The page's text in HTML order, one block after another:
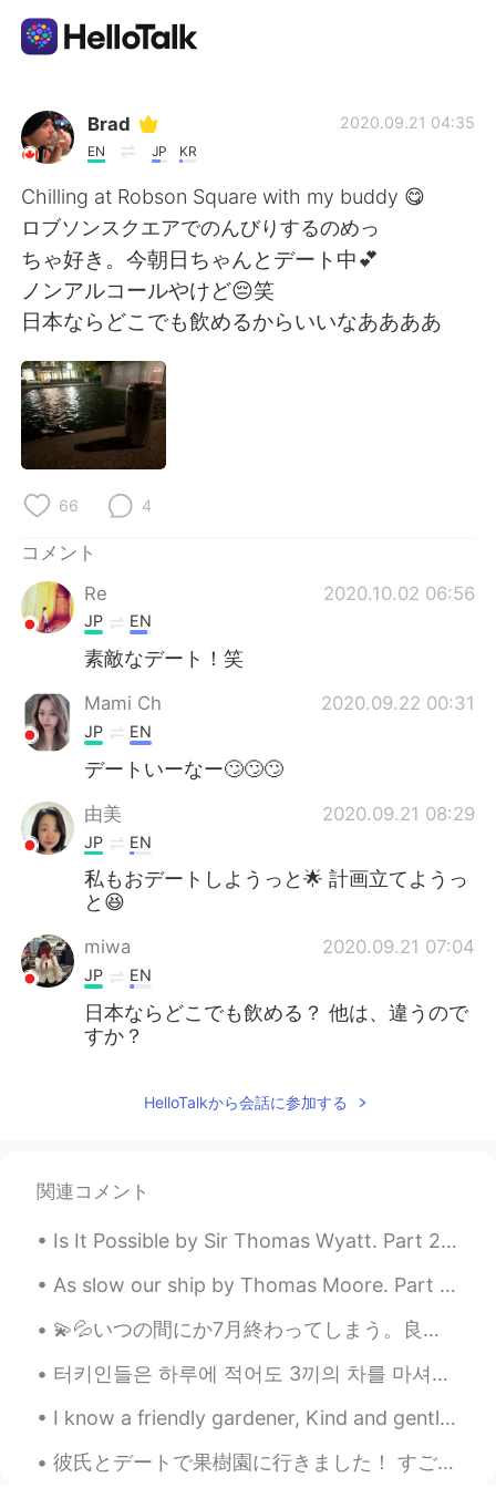
語学交換アプリ
AI Grammar Checker
日本語
English 简体中文
繁體中文
العربية
Deutsch
Русский
Indonesia
Türkçe Tiếng Việt
Português
Brad
EN JP KR
2020.09.21 04:35
Chilling at Robson Square with my buddy 😋
ロブソンスクエアでのんびりするのめっ
ちゃ好き。今朝日ちゃんとデート中💕
ノンアルコールやけど😔笑
日本ならどこでも飲めるからいいなああああ
66 4
コメント
Re
2020.10.02 06:56
JP EN
素敵なデート！笑
Mami Ch 2020.09.22 00:31
JP EN
デートいーなー🙄🙄🙄
由美 2020.09.21 08:29
JP EN
私もおデートしようっと🌟 計画立てようっ
と😆
miwa 2020.09.21 07:04
JP EN
日本ならどこでも飲める？ 他は、違うので
すか？
HelloTalkから会話に参加する
関連コメント
Is It Possible by Sir Thomas Wyatt. Part 2 of 2. Is it possible To spy it in an eye That turns...
As slow our ship by Thomas Moore. Part 1 of 2. AS slow our ship her foamy track Against the w...
💫💦いつの間にか7月終わってしまう。良い週末をお過ごしください。🙏 目指すべきは、 成功や幸せではなく 、 豊かな人 生です. たくさんの失敗や苦しみは、 濃密な人 生の重要な要素になんです...
터키인들은 하루에 적어도 3끼의 차를 마셔요. 우리는 차 없이는 절대 아침을 먹을 수 없어요. 그리고 저녁에는 피로 때문에 차를 마셔용. 우리는 누군가를 만나거나 이야기...
I know a friendly gardener, Kind and gentle is he, Even though the wind blows, Wherever he goes, ...
彼氏とデートで果樹園に行きました！ すごく可愛い 野菜と果物は新鮮でカラフルです。 秋が来たので秋の装飾で飾られていました。 アメリカに行ったら、ぜひ秋の時に来てください。 やっぱり、こ...